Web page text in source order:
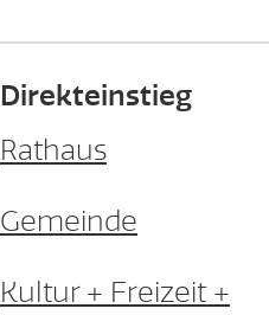
Direkteinstieg
Rathaus
Gemeinde
Kultur + Freizeit +